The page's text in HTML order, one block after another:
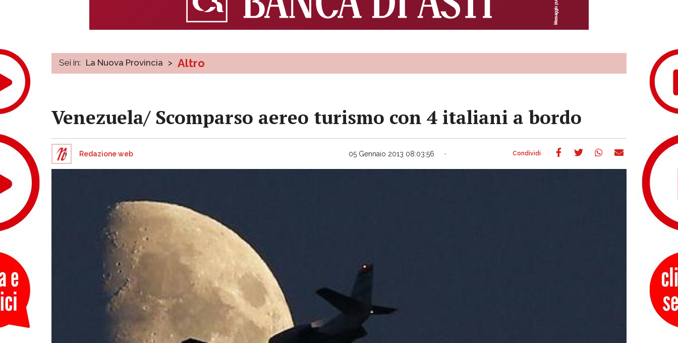
Sei in: La Nuova Provincia > Altro
Venezuela/ Scomparso aereo turismo con 4 italiani a bordo
Redazione web 05 Gennaio 2013 08:03:56